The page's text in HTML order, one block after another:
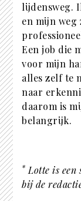
lijdensweg.
en mijn weg
Een job die
voor mijn
alles zelf te
naar
daarom is
belangrijk.
* Lotte is een
bij de